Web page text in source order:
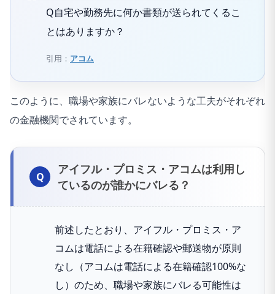
Q自宅や勤務先に何か書類が送られてくるこ
とはありますか？
引用： アコム
このように、職場や家族にバレないような工夫がそれぞれ
の金融機関でされています。
アイフル・プロミス・アコムは利用し
ているのが誰かにバレる？
前述したとおり、アイフル・プロミス・ア
コムは電話による在籍確認や郵送物が原則
なし（アコムは電話による在籍確認100%な
し）のため、職場や家族にバレる可能性は